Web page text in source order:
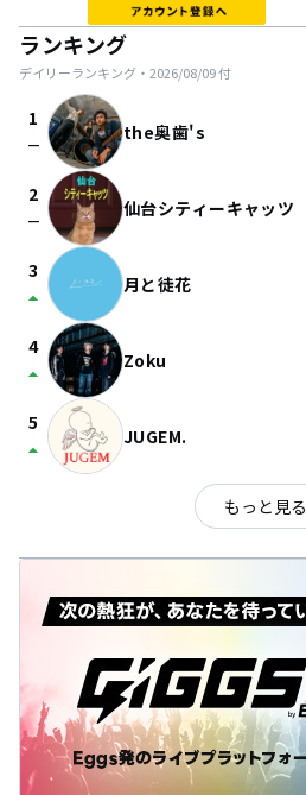
ランキング
デイリーランキング・ 2026/08/09付
1
check_indeterminate_small the奥歯's
2
check_indeterminate_small 仙台シティーキャッツ
3
arrow_drop_up 月と徒花
4
arrow_drop_up Zoku
5
arrow_drop_up JUGEM.
もっと見る